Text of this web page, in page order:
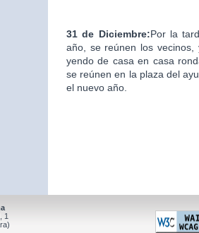
31 de Diciembre:Por la
año, se reúnen los
yendo de casa en casa
se reúnen en la plaza del
el nuevo año.
1